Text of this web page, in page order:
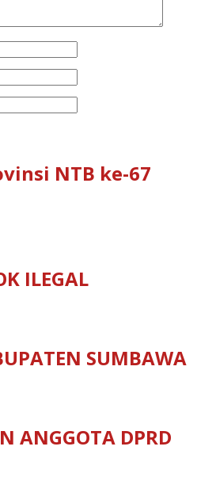
NTB ke-67
ILEGAL
SUMBAWA
ANGGOTA DPRD